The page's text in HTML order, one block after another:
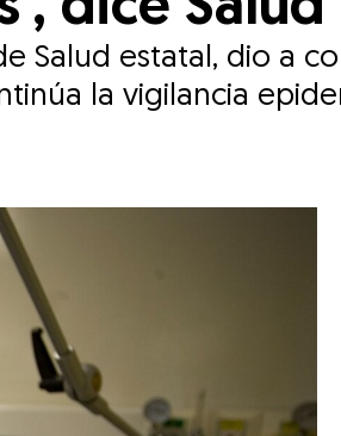
Salud estatal, dio a
la vigilancia